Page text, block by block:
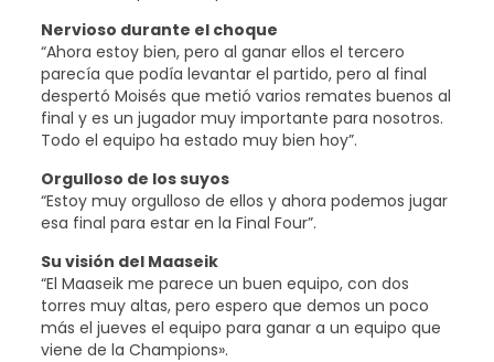
Nervioso durante el choque
“Ahora estoy bien, pero al ganar ellos el tercero
parecía que podía levantar el partido, pero al final
despertó Moisés que metió varios remates buenos al
final y es un jugador muy importante para nosotros.
Todo el equipo ha estado muy bien hoy”.
Orgulloso de los suyos
“Estoy muy orgulloso de ellos y ahora podemos jugar
esa final para estar en la Final Four”.
Su visión del Maaseik
“El Maaseik me parece un buen equipo, con dos
torres muy altas, pero espero que demos un poco
más el jueves el equipo para ganar a un equipo que
viene de la Champions».